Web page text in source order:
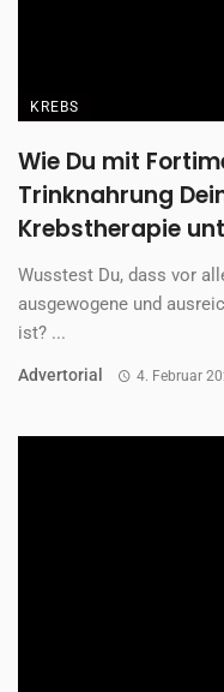
KREBS
Wie Du mit
Trinknahrung
Krebstherapie
Wusstest Du, dass vor
ausgewogene und
ist? ...
Advertorial 4. Februar